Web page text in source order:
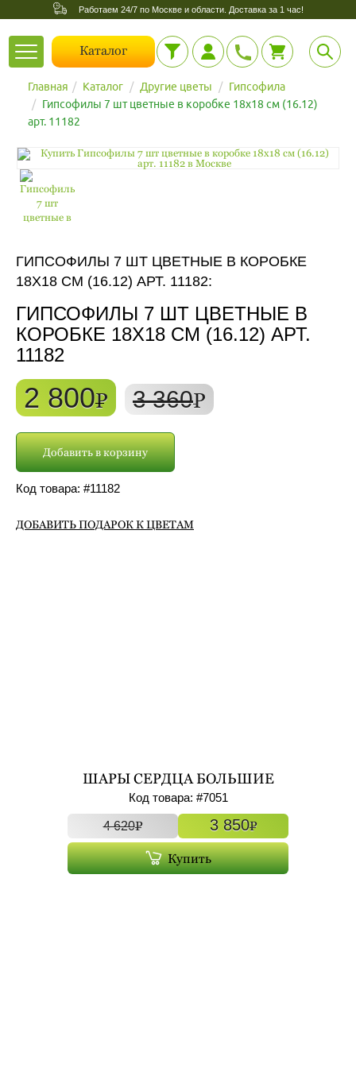
Работаем 24/7 по Москве и области. Доставка за 1 час!
Toggle
navigation
Каталог
Главная Каталог Другие цветы
Гипсофила
Гипсофилы 7 шт цветные в коробке 18х18 см (16.12)
арт. 11182
ГИПСОФИЛЫ 7 ШТ ЦВЕТНЫЕ В КОРОБКЕ
18Х18 СМ (16.12) АРТ. 11182:
ГИПСОФИЛЫ 7 ШТ ЦВЕТНЫЕ В
КОРОБКЕ 18Х18 СМ (16.12) АРТ.
11182
2 800P 3 360P
Добавить в корзину
Код товара: #11182
ДОБАВИТЬ ПОДАРОК К ЦВЕТАМ
ШАРЫ СЕРДЦА БОЛЬШИЕ
ФОЛЬГИРОВАННЫЕ С ГЕЛИЕМ
7ШТ АРТ. 7051
Код товара: #7051
4 620P 3 850P
Купить